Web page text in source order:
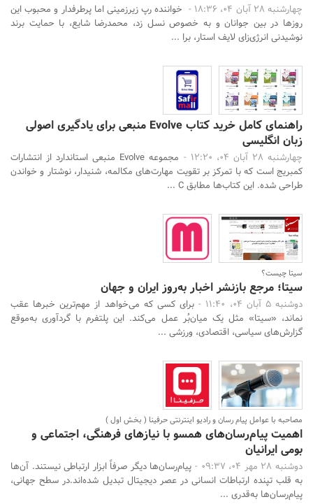
چهارشنبه 28 آبان 04، 18:36 -
خواننده‌ رپ زیرزمینی اما پرطرفدار و محبوب این
روزها در بین جوانان و به خصوص نسل زد، محمدرضا شایع، با حمایت برند
نوشیدنی انرژی‌زای لایف استار، برا ...
راهنمای کامل خرید کتاب Evolve منبعی برای یادگیری اصولی
زبان انگلیسی
چهارشنبه 28 آبان 04، 12:20 -
مجموعه Evolve منبعی استاندارد از انتشارات
کمبریج است که با تمرکز بر تقویت مهارت‌های مکالمه، شنیدار، نوشتار و خواندن
طراحی شده. این کتاب‌ها مطابق C ...
سیتا چیست؟
سیتا؛ مرجع بازنشر اخبار به‌روز ایران و جهان
دوشنبه 5 آبان 04، 11:40 -
برای کسی که می‌خواهد از مهم‌ترین خبرها عقب
نماند، «سیتا» مثل یک میان‌بُر عمل می‌کند. این پلتفرم با گردآوری به‌موقع
گزارش‌های سیاسی، اقتصادی، ورزشی ...
مصاحبه با عوامل پیام رسان و رادیو اینترنتی حرفینا ( بخش اول )
اهمیت پیام‌رسان‌های همسو با نیازهای فرهنگی، اجتماعی و
بومی ایرانیان
دوشنبه 28 مهر 04، 09:37 -
پیام‌رسان‌ها دیگر صرفاً ابزار ارتباطی نیستند. آن‌ها
به قلب تپنده ارتباطات انسانی در عصر دیجیتال تبدیل شده‌اند.در سطح جهانی،
پیام‌رسان‌ها به‌قدری ...